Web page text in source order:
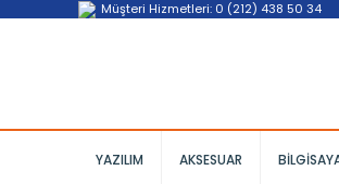
Müşteri Hizmetleri: 0 (212) 438 50 34
YAZILIM AKSESUAR